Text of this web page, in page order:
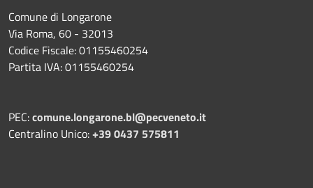
Comune di Longarone
Via Roma, 60 - 32013
Codice Fiscale: 01155460254
Partita IVA: 01155460254
PEC:comune.longarone.bl@pecveneto.it
Centralino Unico:+39 0437 575811